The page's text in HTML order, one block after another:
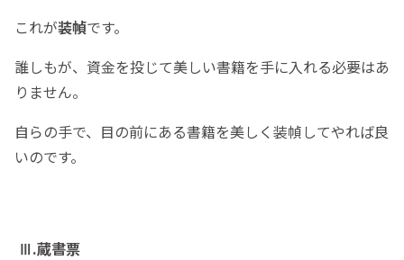
これが装幀です。
誰しもが、資金を投じて美しい書籍を手に入れる必要はあ
りません。
自らの手で、目の前にある書籍を美しく装幀してやれば良
いのです。
Ⅲ.蔵書票